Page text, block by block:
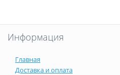
Информация
Главная
Доставка и оплата